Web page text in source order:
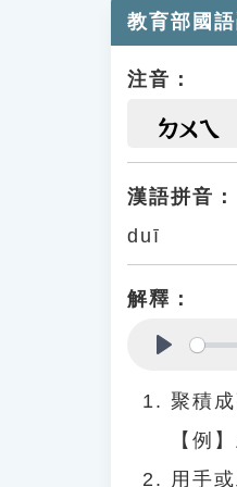
教育部國
注音：
ㄉㄨㄟ
漢語拼音：
duī
解釋：
聚積
【例
用手